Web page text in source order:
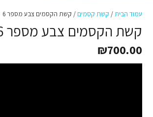
עמוד הבית / קשת קסמים/ קשת הקסמים צבע מספר 6
קשת הקסמים צבע מספר 6
₪700.00